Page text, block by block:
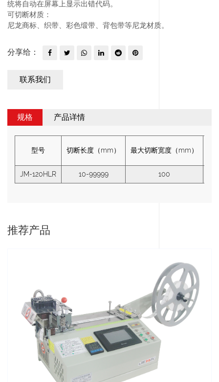
统将自动在屏幕上显示出错代码。
可切断材质：
尼龙商标、织带、彩色缎带、背包带等尼龙材质。
分享给：
联系我们
规格 产品详情
型号 切断长度（mm） 最大切断宽度（mm）
JM-120HLR 10-99999 100
推荐产品